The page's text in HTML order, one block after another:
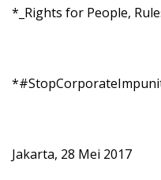
*_Rights for People,
Jakarta, 28 Mei 2017